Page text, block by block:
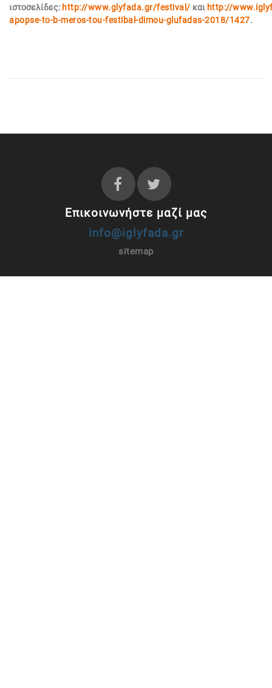
ιστοσελίδες: http://www.glyfada.gr/festival/ και http://
apopse-to-b-meros-tou-festibal-dimou-glufadas-2018/1427.
Επικοινωνήστε μαζί μας
info@iglyfada.gr
sitemap